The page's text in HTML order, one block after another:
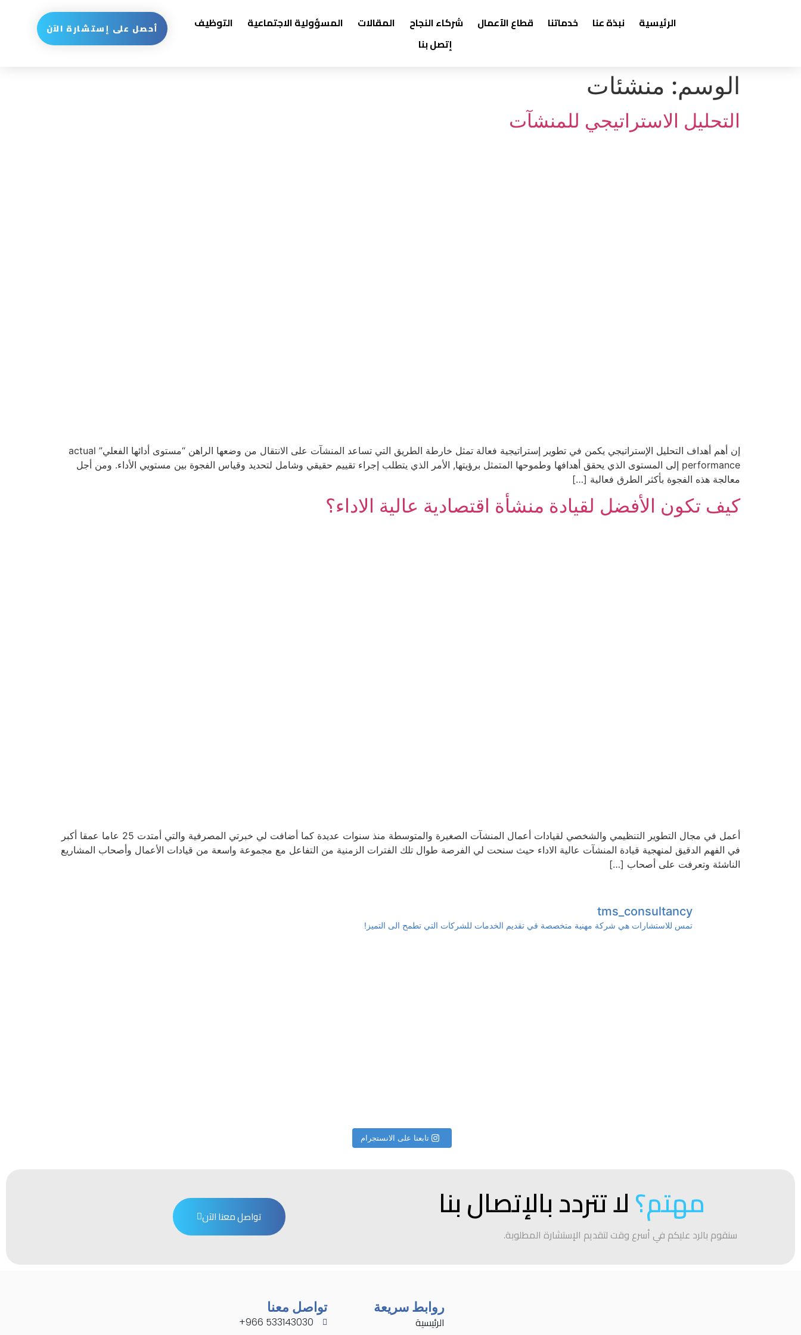
الرئيسية نبذة عنا خدماتنا قطاع الآعمال شركاء النجاح المقالات المسؤولية الاجتماعية
التوظيف
إتصل بنا
أحصل على إستشارة الآن
الوسم: منشئات
التحليل الاستراتيجي للمنشآت
إن أهم أهداف التحليل الإستراتيجي يكمن في تطوير إستراتيجية فعالة تمثل خارطة الطريق التي تساعد المنشآت على الانتقال من وضعها الراهن “مستوى أدائها الفعلي” actual
performance إلى المستوى الذي يحقق أهدافها وطموحها المتمثل برؤيتها, الأمر الذي يتطلب إجراء تقييم حقيقي وشامل لتحديد وقياس الفجوة بين مستويي الأداء. ومن أجل
معالجة هذه الفجوة بأكثر الطرق فعالية […]
كيف تكون الأفضل لقيادة منشأة اقتصادية عالية الاداء؟
أعمل في مجال التطوير التنظيمي والشخصي لقيادات أعمال المنشآت الصغيرة والمتوسطة منذ سنوات عديدة كما أضافت لي خبرتي المصرفية والتي أمتدت 25 عاما عمقا أكبر
في الفهم الدقيق لمنهجية قيادة المنشآت عالية الاداء حيث سنحت لي الفرصة طوال تلك الفترات الزمنية من التفاعل مع مجموعة واسعة من قيادات الأعمال وأصحاب المشاريع
الناشئة وتعرفت على أصحاب […]
tms_consultancy
تمس للاستشارات هي شركة مهنية متخصصة في تقديم الخدمات للشركات التي تطمح الى التميز!
تابعنا على الانستجرام
مهتم؟لا تتردد بالإتصال بنا
سنقوم بالرد عليكم في أسرع وقت لتقديم الإستشارة المطلوبة.
تواصل معنا الآن
روابط سريعة
الرئيسية
تواصل معنا
533143030 966+